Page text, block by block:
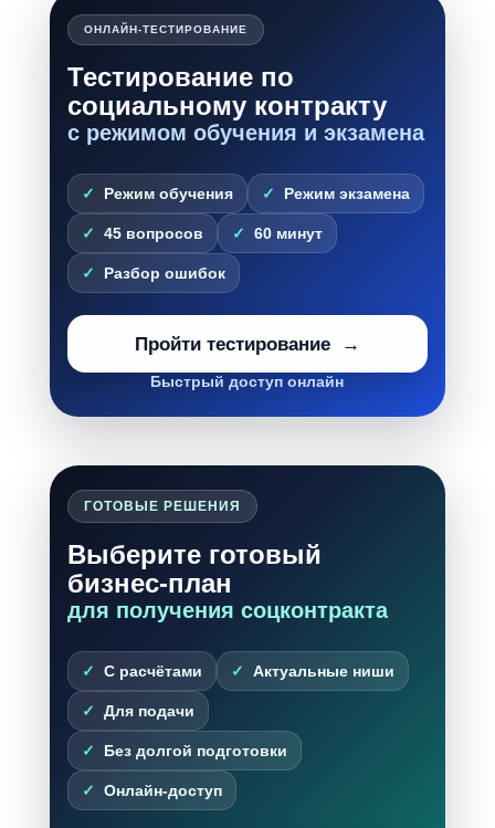
ОНЛАЙН-ТЕСТИРОВАНИЕ
Тестирование по
социальному контракту
с режимом обучения и экзамена
Режим обучения Режим экзамена
45 вопросов 60 минут
Разбор ошибок
Пройти тестирование
Быстрый доступ онлайн
ГОТОВЫЕ РЕШЕНИЯ
Выберите готовый
бизнес-план
для получения соцконтракта
С расчётами Актуальные ниши
Для подачи
Без долгой подготовки
Онлайн-доступ